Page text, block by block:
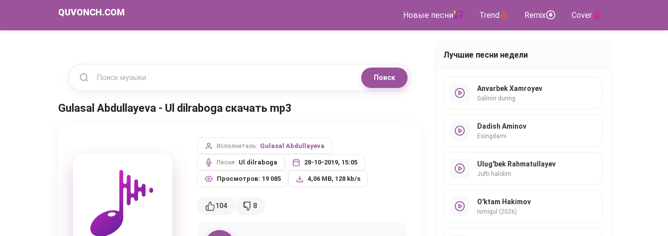
QUVONCH.COM Новые песни Trend Remix Cover
Поиск
Gulasal Abdullayeva - Ul dilraboga скачать mp3
Исполнитель: Gulasal Abdullayeva
Песня: Ul dilraboga 28-10-2019, 15:05
Просмотров: 19 085 4,06 MB, 128 kb/s
104 8
Лучшие песни недели
Anvarbek Xamroyev
Galmin during
Dadish Aminov
Esingdami
Ulug'bek Rahmatullayev
Jufti halolim
O'ktam Hakimov
Ismigul (2026)